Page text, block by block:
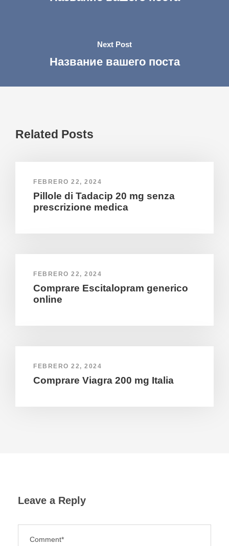
Next Post
Название вашего поста
Related Posts
FEBRERO 22, 2024
Pillole di Tadacip 20 mg senza
prescrizione medica
FEBRERO 22, 2024
Comprare Escitalopram generico
online
FEBRERO 22, 2024
Comprare Viagra 200 mg Italia
Leave a Reply